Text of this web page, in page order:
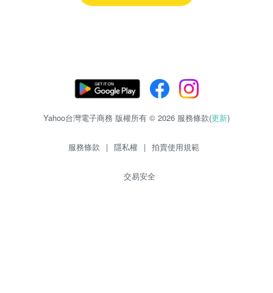
Yahoo台灣電子商務 版權所有 © 2026 服務條款(更新)
服務條款 | 隱私權 | 拍賣使用規範
交易安全